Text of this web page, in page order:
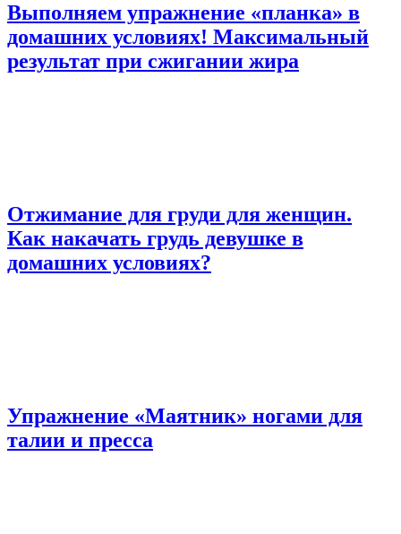
Выполняем упражнение «планка» в
домашних условиях! Максимальный
результат при сжигании жира
Отжимание для груди для женщин.
Как накачать грудь девушке в
домашних условиях?
Упражнение «Маятник» ногами для
талии и пресса